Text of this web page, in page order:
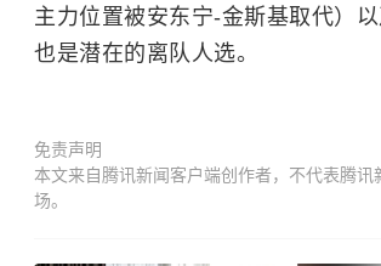
主力位置被安东宁-金斯基取代）
也是潜在的离队人选。
免责声明
本文来自腾讯新闻客户端创作者，不代表腾讯
场。